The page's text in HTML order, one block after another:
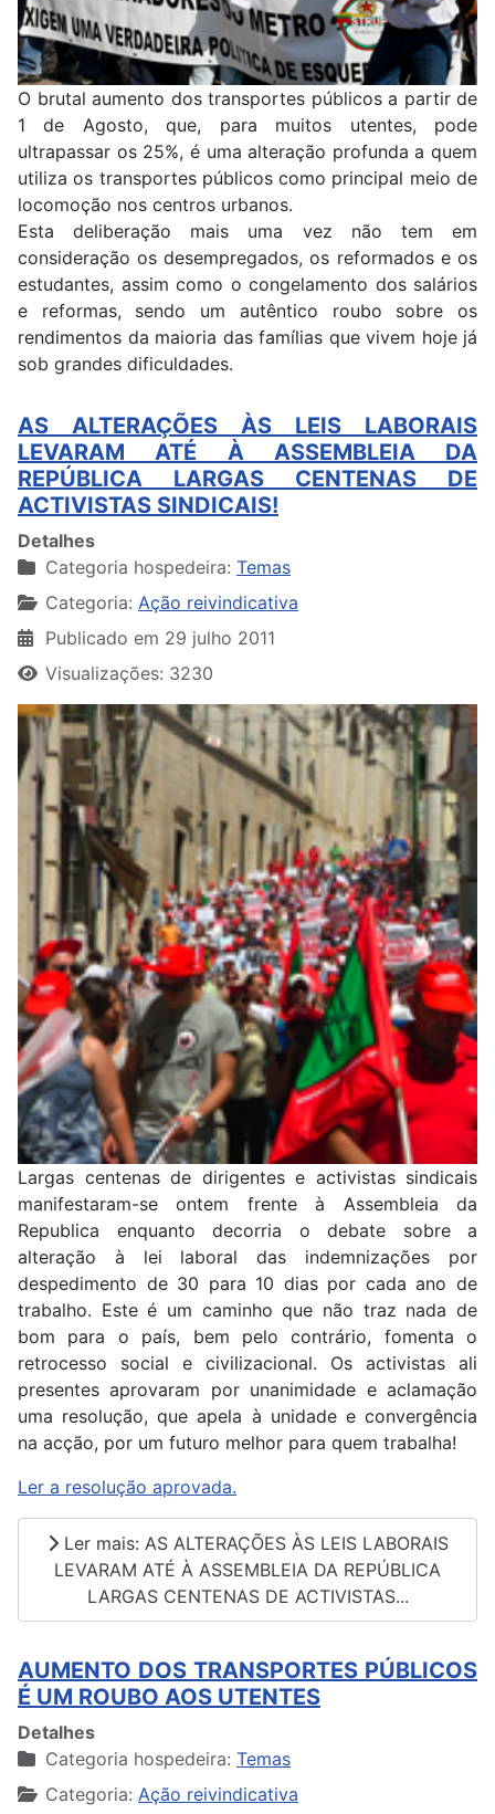
O brutal aumento dos transportes públicos a partir de
1 de Agosto, que, para muitos utentes, pode
ultrapassar os 25%, é uma alteração profunda a quem
utiliza os transportes públicos como principal meio de
locomoção nos centros urbanos.
Esta deliberação mais uma vez não tem em
consideração os desempregados, os reformados e os
estudantes, assim como o congelamento dos salários
e reformas, sendo um autêntico roubo sobre os
rendimentos da maioria das famílias que vivem hoje já
sob grandes dificuldades.
AS ALTERAÇÕES ÀS LEIS LABORAIS
LEVARAM ATÉ À ASSEMBLEIA DA
REPÚBLICA LARGAS CENTENAS DE
ACTIVISTAS SINDICAIS!
Detalhes
Categoria hospedeira: Temas
Categoria: Ação reivindicativa
Publicado em 29 julho 2011
Visualizações: 3230
Largas centenas de dirigentes e activistas sindicais
manifestaram-se ontem frente à Assembleia da
Republica enquanto decorria o debate sobre a
alteração à lei laboral das indemnizações por
despedimento de 30 para 10 dias por cada ano de
trabalho. Este é um caminho que não traz nada de
bom para o país, bem pelo contrário, fomenta o
retrocesso social e civilizacional. Os activistas ali
presentes aprovaram por unanimidade e aclamação
uma resolução, que apela à unidade e convergência
na acção, por um futuro melhor para quem trabalha!
Ler a resolução aprovada.
Ler mais: AS ALTERAÇÕES ÀS LEIS LABORAIS
LEVARAM ATÉ À ASSEMBLEIA DA REPÚBLICA
LARGAS CENTENAS DE ACTIVISTAS...
AUMENTO DOS TRANSPORTES PÚBLICOS
É UM ROUBO AOS UTENTES
Detalhes
Categoria hospedeira: Temas
Categoria: Ação reivindicativa